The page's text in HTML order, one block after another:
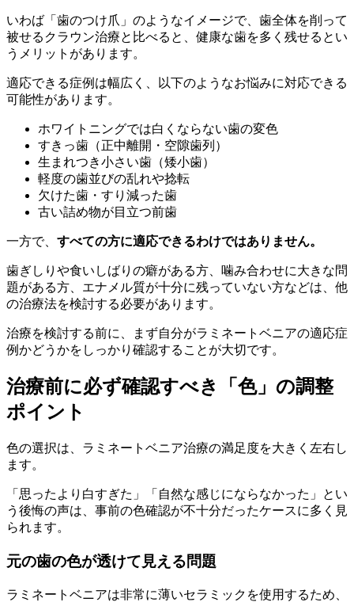
いわば「歯のつけ爪」のようなイメージで、歯全体を削って
被せるクラウン治療と比べると、健康な歯を多く残せるとい
うメリットがあります。
適応できる症例は幅広く、以下のようなお悩みに対応できる
可能性があります。
ホワイトニングでは白くならない歯の変色
すきっ歯（正中離開・空隙歯列）
生まれつき小さい歯（矮小歯）
軽度の歯並びの乱れや捻転
欠けた歯・すり減った歯
古い詰め物が目立つ前歯
一方で、 すべての方に適応できるわけではありません。
歯ぎしりや食いしばりの癖がある方、噛み合わせに大きな問
題がある方、エナメル質が十分に残っていない方などは、他
の治療法を検討する必要があります。
治療を検討する前に、まず自分がラミネートベニアの適応症
例かどうかをしっかり確認することが大切です。
治療前に必ず確認すべき「色」の調整
ポイント
色の選択は、ラミネートベニア治療の満足度を大きく左右し
ます。
「思ったより白すぎた」「自然な感じにならなかった」とい
う後悔の声は、事前の色確認が不十分だったケースに多く見
られます。
元の歯の色が透けて見える問題
ラミネートベニアは非常に薄いセラミックを使用するため、